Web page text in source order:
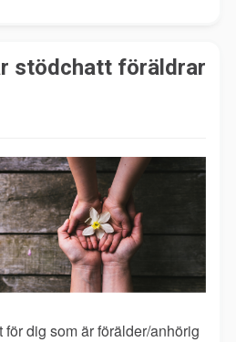
stödchatt föräldrar
dig som är förälder/anhörig